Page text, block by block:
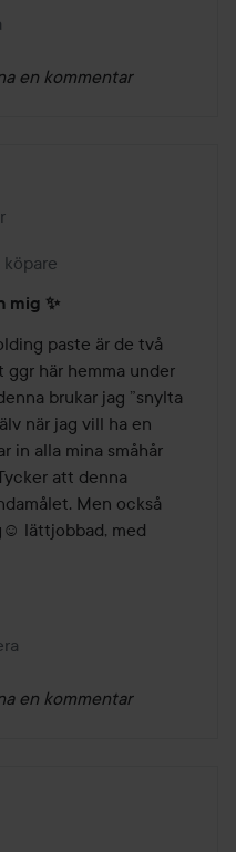
en kommentar
Creator.
skapades 2 år
mig ✨
paste är de två
ggr här hemma under
brukar jag ”snylta
när jag vill ha en
in alla mina småhår
att denna
Men också
lättjobbad, med
en kommentar
år